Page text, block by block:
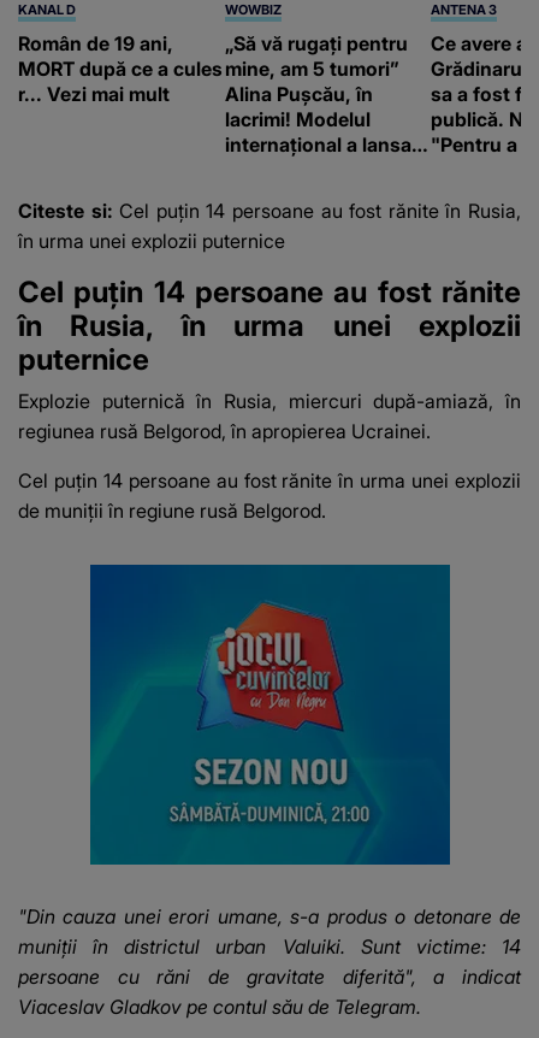
KANAL D
Român de 19 ani,
MORT după ce a cules
r... Vezi mai mult
WOWBIZ
„Să vă rugați pentru
mine, am 5 tumori”
Alina Pușcău, în
lacrimi! Modelul
internațional a lansat
o boală gravă
ANTENA 3
Ce avere
Grădinaru.
sa a fost
publică.
"Pentru a
Citeste si: Cel puțin 14 persoane au fost rănite în Rusia,
în urma unei explozii puternice
Cel puțin 14 persoane au fost rănite
în Rusia, în urma unei explozii
puternice
Explozie puternică în Rusia, miercuri după-amiază, în
regiunea rusă Belgorod, în apropierea Ucrainei.
Cel puțin 14 persoane au fost rănite în urma unei explozii
de muniții în regiune rusă Belgorod.
"Din cauza unei erori umane, s-a produs o detonare de
muniţii în districtul urban Valuiki. Sunt victime: 14
persoane cu răni de gravitate diferită", a indicat
Viaceslav Gladkov pe contul său de Telegram.